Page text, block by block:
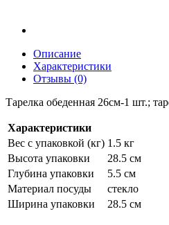
Описание
Характеристики
Отзывы (0)
Тарелка обеденная 26см-1 шт.;
Характеристики
Вес с упаковкой (кг) 1.5 кг
Высота упаковки
28.5 см
Глубина упаковки
5.5 см
Материал посуды
стекло
Ширина упаковки
28.5 см